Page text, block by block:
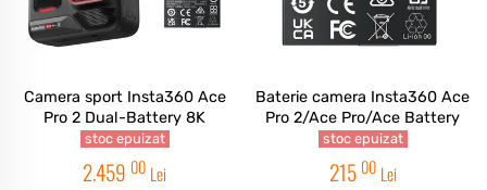
Camera sport Insta360 Ace
Pro 2 Dual-Battery 8K
stoc epuizat
2.459 00 Lei
Baterie camera Insta360 Ace
Pro 2/Ace Pro/Ace Battery
stoc epuizat
215 00 Lei